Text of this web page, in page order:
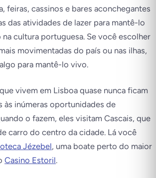
feiras, cassinos e bares aconchegantes
das atividades de lazer para mantê-lo
cultura portuguesa. Se você escolher
movimentadas do país ou nas ilhas,
para mantê-lo vivo.
vivem em Lisboa quase nunca ficam
às inúmeras oportunidades de
o fazem, eles visitam Cascais, que
carro do centro da cidade. Lá você
Jézebel, uma boate perto do maior
Casino Estoril.